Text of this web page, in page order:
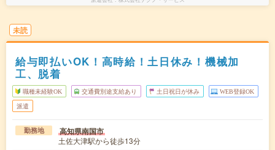
未読
給与即払いOK！高時給！土日休み！機械加
工、脱着
職種未経験OK 交通費別途支給あり 土日祝日が休み WEB登録OK
派遣
勤務地 高知県南国市
土佐大津駅から徒歩13分